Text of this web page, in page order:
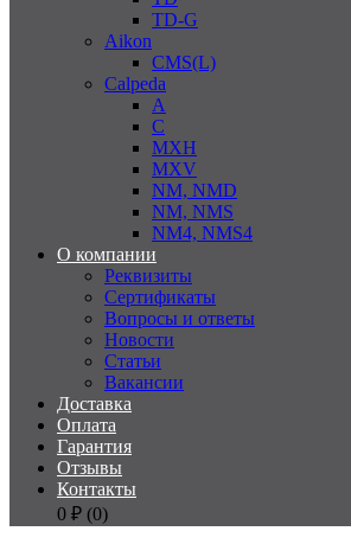
TD-G
Aikon
CMS(L)
Calpeda
A
C
MXH
MXV
NM, NMD
NM, NMS
NM4, NMS4
О компании
Реквизиты
Сертификаты
Вопросы и ответы
Новости
Статьи
Вакансии
Доставка
Оплата
Гарантия
Отзывы
Контакты
0 ₽ (0)